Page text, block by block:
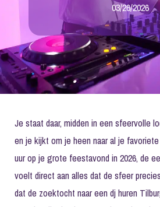
03/26/2026
Je staat daar, midden in een sfeervolle
en je kijkt om je heen naar al je
uur op je grote feestavond in 2026, de
voelt direct aan alles dat de sfeer
dat de zoektocht naar een dj huren